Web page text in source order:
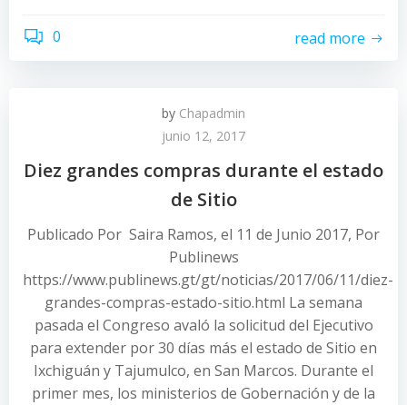
0 read more
by Chapadmin
junio 12, 2017
Diez grandes compras durante el estado
de Sitio
Publicado Por Saira Ramos, el 11 de Junio 2017, Por
Publinews
https://www.publinews.gt/gt/noticias/2017/06/11/diez-
grandes-compras-estado-sitio.html La semana
pasada el Congreso avaló la solicitud del Ejecutivo
para extender por 30 días más el estado de Sitio en
Ixchiguán y Tajumulco, en San Marcos. Durante el
primer mes, los ministerios de Gobernación y de la